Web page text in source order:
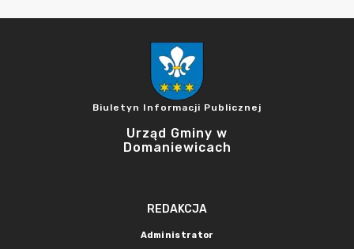
Biuletyn Informacji Publicznej
Urząd Gminy w
Domaniewicach
REDAKCJA
Administrator